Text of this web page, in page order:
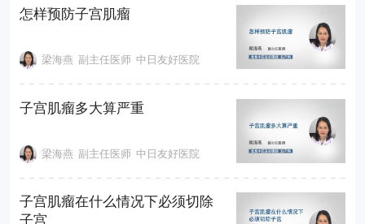
怎样预防子宫肌瘤
梁海燕 副主任医师 中日友好医院
子宫肌瘤多大算严重
梁海燕 副主任医师 中日友好医院
子宫肌瘤在什么情况下必须切除
子宫